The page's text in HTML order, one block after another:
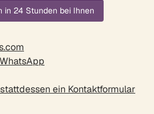
in 24 Stunden bei Ihnen
ein Kontaktformular